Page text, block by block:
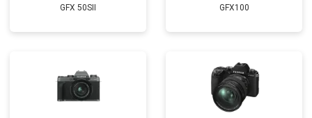
GFX 50SII GFX100